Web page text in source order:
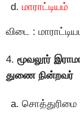
மாராட்டியம்
விடை :
4. மூவலூர்
துணை நின்றவர்
சொத்துரிமை